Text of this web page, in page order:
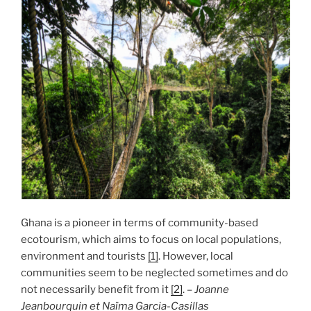
areas »
Ghana is a pioneer in terms of community-based
ecotourism, which aims to focus on local populations,
environment and tourists [1]. However, local
communities seem to be neglected sometimes and do
not necessarily benefit from it [2]. –Joanne
Jeanbourquin et Naïma Garcia-Casillas